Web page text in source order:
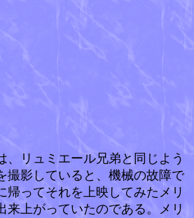
リュミエール兄弟と同じよう
撮影していると、機械の故障で
ってそれを上映してみたメリ
上がっていたのである。メリ